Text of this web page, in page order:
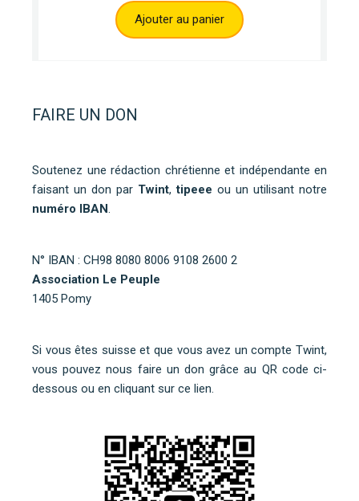
Ajouter au panier
FAIRE UN DON
Soutenez une rédaction chrétienne et indépendante en
faisant un don par Twint,tipeee ou un utilisant notre
numéro IBAN.
N° IBAN : CH98 8080 8006 9108 2600 2
Association Le Peuple
1405 Pomy
Si vous êtes suisse et que vous avez un compte Twint,
vous pouvez nous faire un don grâce au QR code ci-
dessous ou en cliquant sur ce lien.